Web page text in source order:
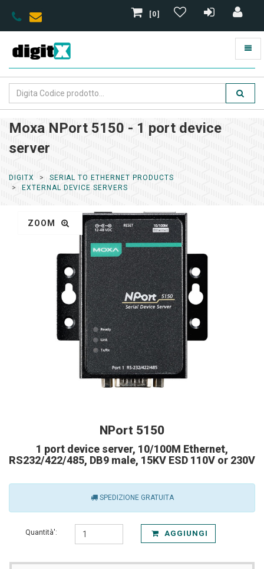
[0]
Moxa NPort 5150 - 1 port device
server
DIGITX
SERIAL TO ETHERNET PRODUCTS
EXTERNAL DEVICE SERVERS
ZOOM
NPort 5150
1 port device server, 10/100M Ethernet,
RS232/422/485, DB9 male, 15KV ESD 110V or 230V
SPEDIZIONE GRATUITA
Quantità': AGGIUNGI